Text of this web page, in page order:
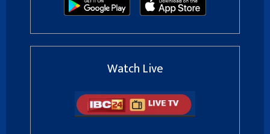
Watch Live